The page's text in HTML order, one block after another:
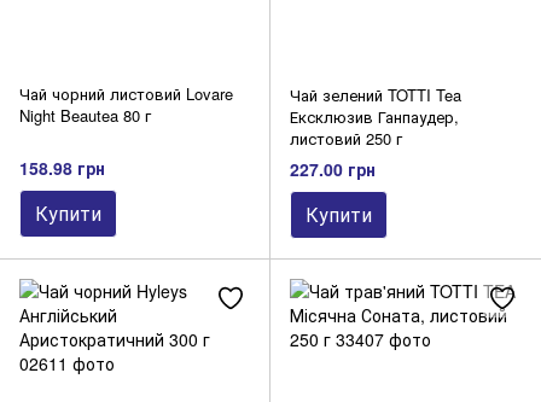
Чай чорний листовий Lovare
Night Beautea 80 г
158.98 грн
Купити
Чай зелений TOTTI Tea
Ексклюзив Ганпаудер,
листовий 250 г
227.00 грн
Купити